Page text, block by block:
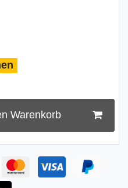
Warenkorb